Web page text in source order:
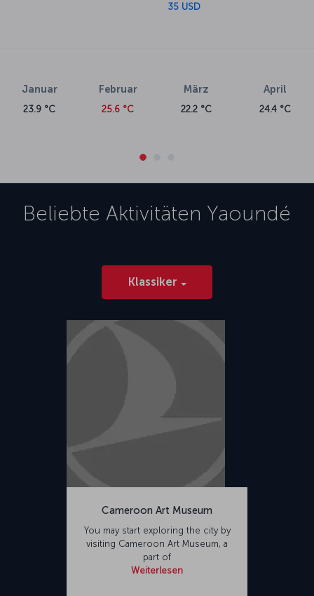
35 USD
Januar
23.9 °C
Februar
25.6 °C
März
22.2 °C
April
24.4 °C
Beliebte Aktivitäten Yaoundé
Klassiker
Cameroon Art Museum
You may start exploring the city by
visiting Cameroon Art Museum, a
part of
Weiterlesen